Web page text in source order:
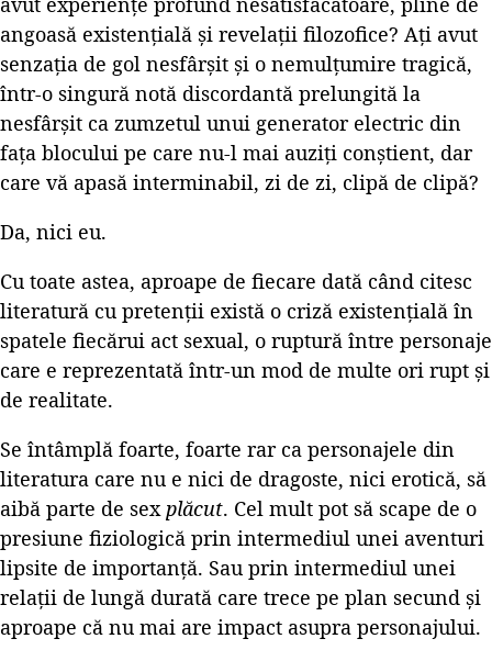
angoasă existențială și revelații filozofice? Ați avut
senzația de gol nesfârșit și o nemulțumire tragică,
într-o singură notă discordantă prelungită la
nesfârșit ca zumzetul unui generator electric din
fața blocului pe care nu-l mai auziți conștient, dar
care vă apasă interminabil, zi de zi, clipă de clipă?
Da, nici eu.
Cu toate astea, aproape de fiecare dată când citesc
literatură cu pretenții există o criză existențială în
spatele fiecărui act sexual, o ruptură între personaje
care e reprezentată într-un mod de multe ori rupt și
de realitate.
Se întâmplă foarte, foarte rar ca personajele din
literatura care nu e nici de dragoste, nici erotică, să
aibă parte de sex plăcut. Cel mult pot să scape de o
presiune fiziologică prin intermediul unei aventuri
lipsite de importanță. Sau prin intermediul unei
relații de lungă durată care trece pe plan secund și
aproape că nu mai are impact asupra personajului.